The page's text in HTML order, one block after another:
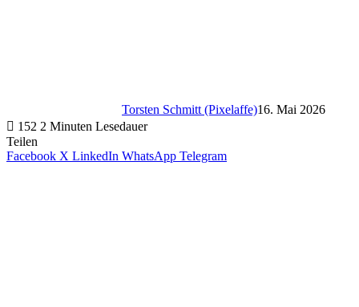
Torsten Schmitt (Pixelaffe)16. Mai 2026
152 2 Minuten Lesedauer
Teilen
Facebook X LinkedIn WhatsApp Telegram